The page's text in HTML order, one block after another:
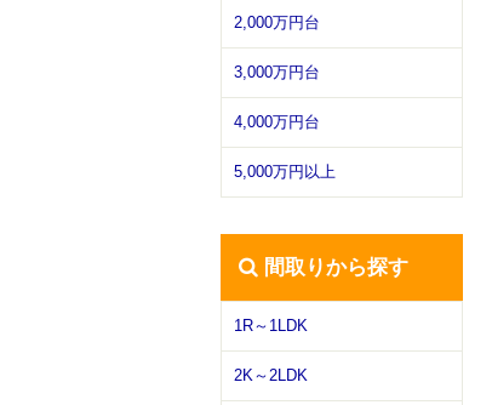
2,000万円台
3,000万円台
4,000万円台
5,000万円以上
間取りから探す
1R～1LDK
2K～2LDK